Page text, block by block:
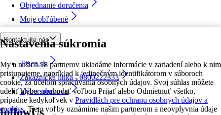
Nastavenia súkromia
My a našich 18 partnerov ukladáme informácie v zariadení alebo k nim
pristupujeme, napríklad k jedinečným identifikátorom v súboroch
cookie, za účelom spracúvania osobných údajov. Svoj súhlas môžete
udeliť alebo spravovať voľbou Prijať alebo Odmietnuť všetko,
prípadne kedykoľvek v Pravidlách pre ochranu osobných údajov a
cookies. Tieto voľby oznámime našim partnerom a neovplyvnia údaje
Objednanie doručenia
Moje obľúbené
Kontaktujte nás
Tesco.sk
Zákaznícka linka - 0800222333
Výber obchodu
followUs